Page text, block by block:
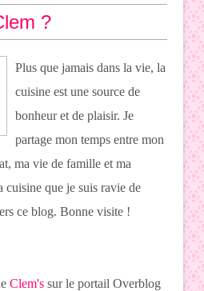
?
Plus que jamais dans la vie, la
cuisine est une source de
bonheur et de plaisir. Je
partage mon temps entre mon
ma vie de famille et ma
cuisine que je suis ravie de
ce blog. Bonne visite !
Clem's sur le portail Overblog